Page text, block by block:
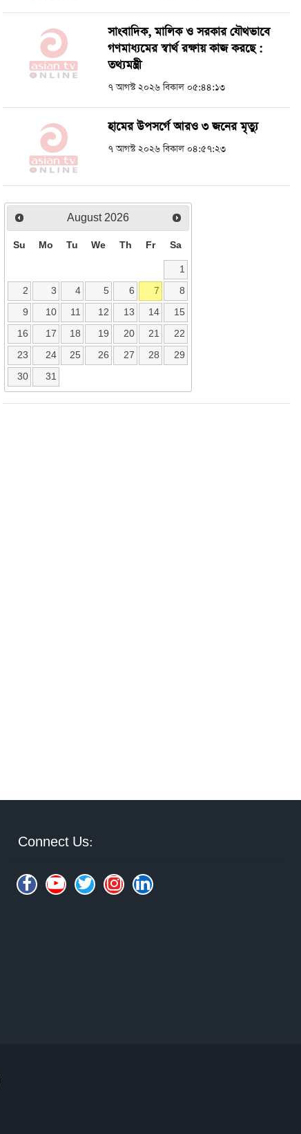
সাংবাদিক, মালিক ও সরকার যৌথভাবে
গণমাধ্যমের স্বার্থ রক্ষায় কাজ করছে :
তথ্যমন্ত্রী
৭ আগস্ট ২০২৬ বিকাল ০৫:৪৪:১৩
হামের উপসর্গে আরও ৩ জনের মৃত্যু
৭ আগস্ট ২০২৬ বিকাল ০৪:৫৭:২৩
August 2026
Su Mo Tu We Th Fr Sa
1
2
3 4 5 6 7
8
9
10 11 12 13 14
15
16
17 18 19 20 21
22
23
24 25 26 27 28
29
30
31
Connect Us: